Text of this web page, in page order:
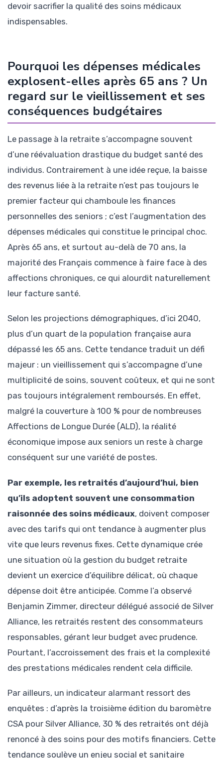
devoir sacrifier la qualité des soins médicaux
indispensables.
Pourquoi les dépenses médicales
explosent-elles après 65 ans ? Un
regard sur le vieillissement et ses
conséquences budgétaires
Le passage à la retraite s’accompagne souvent
d’une réévaluation drastique du budget santé des
individus. Contrairement à une idée reçue, la baisse
des revenus liée à la retraite n’est pas toujours le
premier facteur qui chamboule les finances
personnelles des seniors ; c’est l’augmentation des
dépenses médicales qui constitue le principal choc.
Après 65 ans, et surtout au-delà de 70 ans, la
majorité des Français commence à faire face à des
affections chroniques, ce qui alourdit naturellement
leur facture santé.
Selon les projections démographiques, d’ici 2040,
plus d’un quart de la population française aura
dépassé les 65 ans. Cette tendance traduit un défi
majeur : un vieillissement qui s’accompagne d’une
multiplicité de soins, souvent coûteux, et qui ne sont
pas toujours intégralement remboursés. En effet,
malgré la couverture à 100 % pour de nombreuses
Affections de Longue Durée (ALD), la réalité
économique impose aux seniors un reste à charge
conséquent sur une variété de postes.
Par exemple, les retraités d’aujourd’hui, bien
qu’ils adoptent souvent une consommation
raisonnée des soins médicaux, doivent composer
avec des tarifs qui ont tendance à augmenter plus
vite que leurs revenus fixes. Cette dynamique crée
une situation où la gestion du budget retraite
devient un exercice d’équilibre délicat, où chaque
dépense doit être anticipée. Comme l’a observé
Benjamin Zimmer, directeur délégué associé de Silver
Alliance, les retraités restent des consommateurs
responsables, gérant leur budget avec prudence.
Pourtant, l’accroissement des frais et la complexité
des prestations médicales rendent cela difficile.
Par ailleurs, un indicateur alarmant ressort des
enquêtes : d’après la troisième édition du baromètre
CSA pour Silver Alliance, 30 % des retraités ont déjà
renoncé à des soins pour des motifs financiers. Cette
tendance soulève un enjeu social et sanitaire